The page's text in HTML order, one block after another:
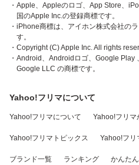
・Apple、Appleのロゴ、App Store、
国のApple Inc.の登録商標です。
・iPhone商標は、アイホン株式会社の
す。
・Copyright (C) Apple Inc. All rights
・Android、Androidロゴ、Google Play
Google LLC の商標です。
Yahoo!フリマについて
Yahoo!フリマについて Yahoo!フリマ
Yahoo!フリマトピックス Yahoo!フリ
ブランド一覧 ランキング かんた